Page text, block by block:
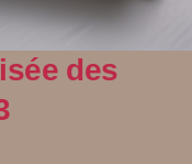
des